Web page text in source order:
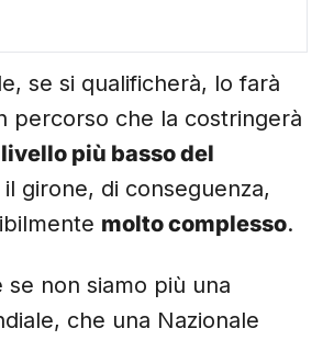
se si qualificherà, lo farà
percorso che la costringerà
più basso del
il girone, di conseguenza,
molto complesso.
se non siamo più una
che una Nazionale